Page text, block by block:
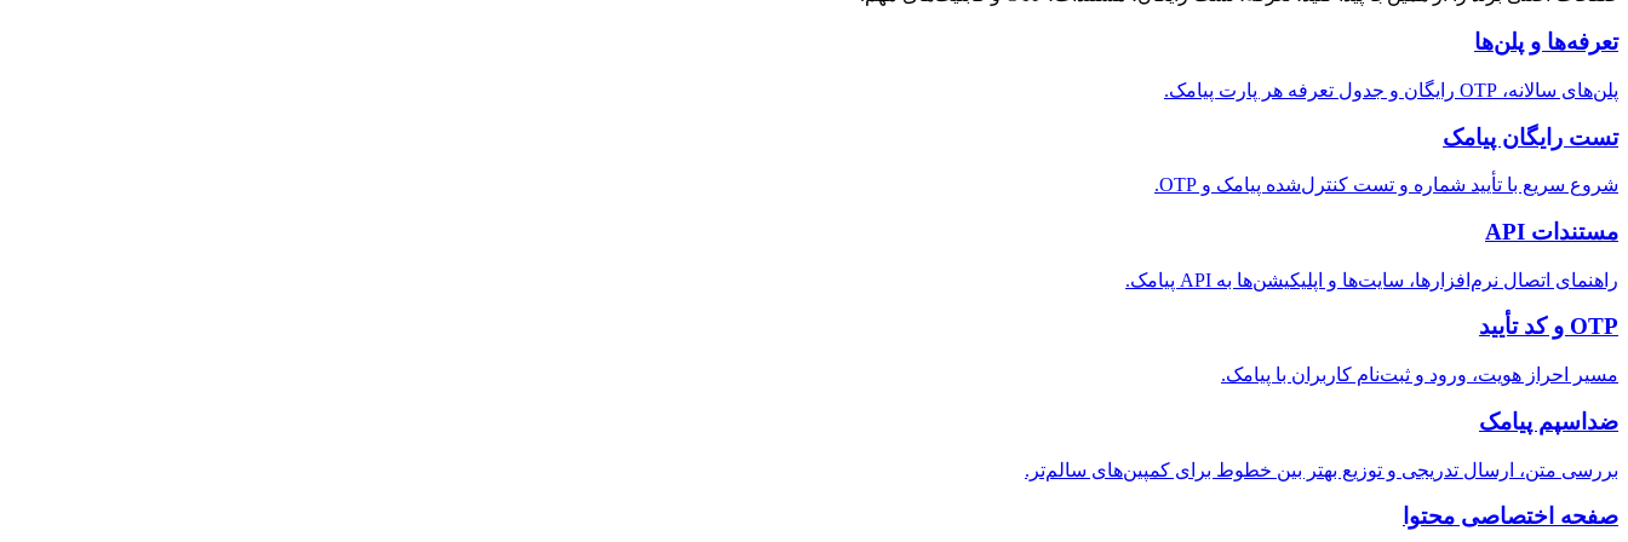
تعرفه‌ها و پلن‌ها
پلن‌های سالانه، OTP رایگان و جدول تعرفه هر پارت پیامک.
تست رایگان پیامک
شروع سریع با تأیید شماره و تست کنترل‌شده پیامک و OTP.
مستندات API
راهنمای اتصال نرم‌افزارها، سایت‌ها و اپلیکیشن‌ها به API پیامک.
OTP و کد تأیید
مسیر احراز هویت، ورود و ثبت‌نام کاربران با پیامک.
ضداسپم پیامک
بررسی متن، ارسال تدریجی و توزیع بهتر بین خطوط برای کمپین‌های سالم‌تر.
صفحه اختصاصی محتوا